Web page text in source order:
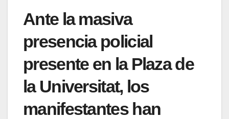
Ante la masiva
presencia policial
presente en la Plaza de
la Universitat, los
manifestantes han